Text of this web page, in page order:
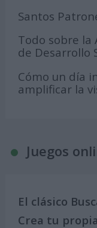
Santos
Todo sobre la
de Desarrollo
Cómo un día
amplificar la
Juegos
El clásico
Crea tu